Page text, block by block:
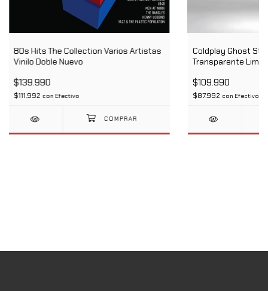
80s Hits The Collection Varios Artistas
Vinilo Doble Nuevo
$139.990
$111.992 con Efectivo
Coldplay Ghost
Transparente
$109.990
$87.992 con Efectivo